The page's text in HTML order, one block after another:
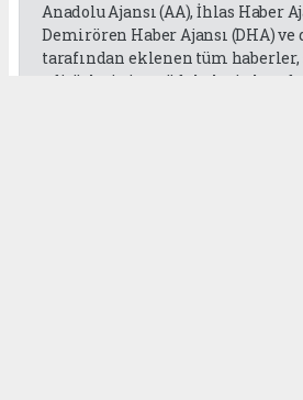
Anadolu Ajansı (AA), İhlas Haber
Demirören Haber Ajansı (DHA)
tarafından eklenen tüm
editörlerinin müdahalesi